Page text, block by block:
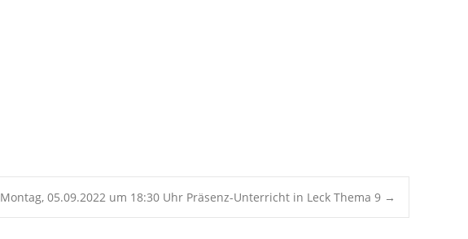
Montag, 05.09.2022 um 18:30 Uhr Präsenz-Unterricht in Leck Thema 9 →